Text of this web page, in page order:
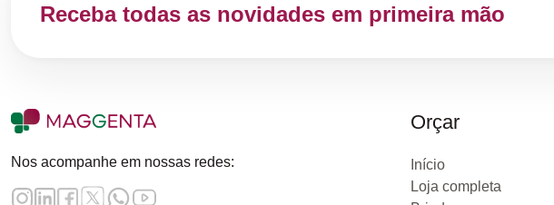
Receba todas as novidades em primeira mão
Nos acompanhe em nossas redes:
Orçar
Início
Loja completa